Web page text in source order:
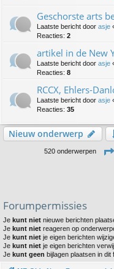
Geschorste arts
Laatste bericht door asje
Reacties: 2
artikel in de New
Laatste bericht door asje
Reacties: 8
RCCX, Ehlers-
Laatste bericht door asje
Reacties: 35
Nieuw onderwerp
520 onderwerpen
Forumpermissies
Je kunt niet nieuwe berichten
Je kunt niet reageren op
Je kunt niet je eigen berichten
Je kunt niet je eigen berichten
Je kunt geen bijlagen plaatsen in dit